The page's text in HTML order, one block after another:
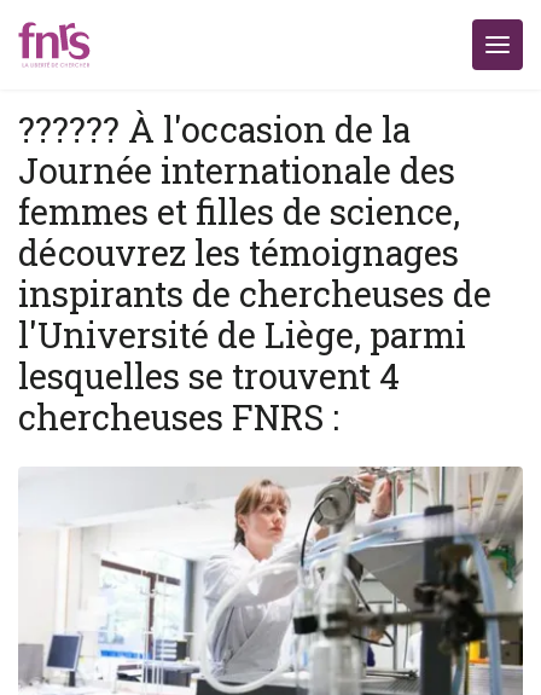
?‍??‍??‍? À l'occasion de la
Journée internationale des
femmes et filles de science,
découvrez les témoignages
inspirants de chercheuses de
l'Université de Liège, parmi
lesquelles se trouvent 4
chercheuses FNRS :